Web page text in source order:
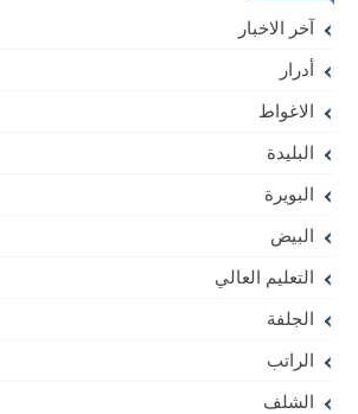
آخر الاخبار
أدرار
الاغواط
البليدة
البويرة
البيض
التعليم العالي
الجلفة
الراتب
الشلف